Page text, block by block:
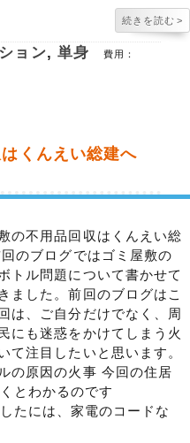
続きを読む >
ョン, 単身 費用：
くんえい総建へ
の不用品回収はくんえい総
のブログではゴミ屋敷の
トル問題について書かせて
ました。前回のブログはこ
は、ご自分だけでなく、周
にも迷惑をかけてしまう火
て注目したいと思います。
の原因の火事 今回の住居
とわかるのです
たには、家電のコードな